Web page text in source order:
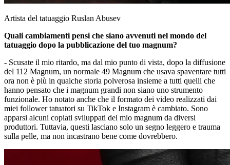
Artista del tatuaggio Ruslan Abusev
Quali cambiamenti pensi che siano avvenuti nel mondo del
tatuaggio dopo la pubblicazione del tuo magnum?
- Scusate il mio ritardo, ma dal mio punto di vista, dopo la diffusione
del 112 Magnum, un normale 49 Magnum che usava spaventare tutti
ora non è più in qualche storia polverosa insieme a tutti quelli che
hanno pensato che i magnum grandi non siano uno strumento
funzionale. Ho notato anche che il formato dei video realizzati dai
miei follower tatuatori su TikTok e Instagram è cambiato. Sono
apparsi alcuni copiati sviluppati del mio magnum da diversi
produttori. Tuttavia, questi lasciano solo un segno leggero e trauma
sulla pelle, ma non incastrano bene come dovrebbero.